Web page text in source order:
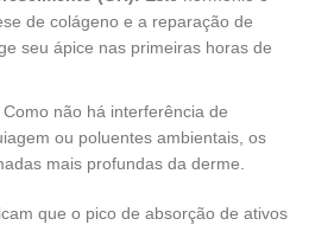
de colágeno e a reparação de
seu ápice nas primeiras horas de
Como não há interferência de
ou poluentes ambientais, os
mais profundas da derme.
que o pico de absorção de ativos